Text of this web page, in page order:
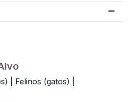
| Felinos (gatos) |